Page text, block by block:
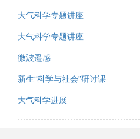
大气科学专题讲座
大气科学专题讲座
微波遥感
新生“科学与社会”研讨课
大气科学进展